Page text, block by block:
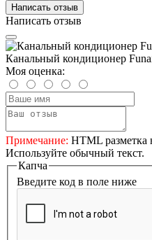
Написать отзыв
Написать отзыв
Канальный кондиционер
Моя оценка:
Примечание: HTML разметка
Используйте обычный текст.
Капча
Введите код в поле ниже